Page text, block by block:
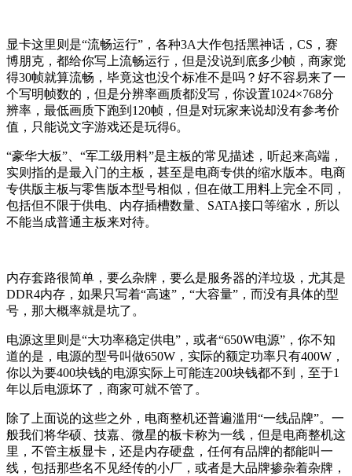
显卡这里则是“流畅运行”，各种3A大作包括黑神话，CS，赛
博朋克，都给你写上流畅运行，但是没说到底多少帧，商家觉
得30帧就算流畅，毕竟这也没个标准不是吗？好不容易来了一
个写明帧数的，但是分辨率画质都没写，你设置1024×768分
辨率，最低画质下跑到120帧，但是对玩家来说却没有参考价
值，只能说文字游戏还是玩得6。
“豪华大板”、“军工级用料”是主板的常见描述，听起来高端，
实则指的是最入门的主板，甚至是电商专供的缩水版本。电商
专供版主板与零售版本型号相似，但在做工用料上完全不同，
包括但不限于供电、内存插槽数量、SATA接口等缩水，所以
不能当成普通主板来对待。
内存套路很简单，要么杂牌，要么是服务器的洋垃圾，尤其是
DDR4内存，如果只写着“高速”，“大容量”，而没有具体的型
号，那大概率就是坑了。
电源这里则是“大功率稳定供电”，或者“650W电源”，你不知
道的是，电源的型号叫做650W，实际的额定功率只有400W，
你以为要400块钱的电源实际上可能连200块钱都不到，至于1
年以后电源坏了，商家可就不管了。
除了上面说的这些之外，电商整机还普遍滥用“一线品牌”。一
般我们将华硕、技嘉、微星的板卡称为一线，但是电商整机这
里，不管主板显卡，还是内存硬盘，任何有品牌的都能叫一
线，包括那些名不见经传的小厂，或者是大品牌掺杂着杂牌，